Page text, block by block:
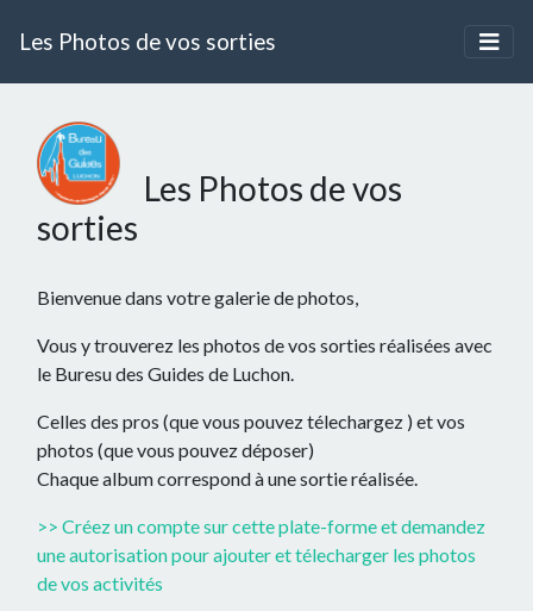
Les Photos de vos sorties
Les Photos de vos
sorties
Bienvenue dans votre galerie de photos,
Vous y trouverez les photos de vos sorties réalisées avec
le Buresu des Guides de Luchon.
Celles des pros (que vous pouvez télechargez ) et vos
photos (que vous pouvez déposer)
Chaque album correspond à une sortie réalisée.
>> Créez un compte sur cette plate-forme et demandez
une autorisation pour ajouter et télecharger les photos
de vos activités